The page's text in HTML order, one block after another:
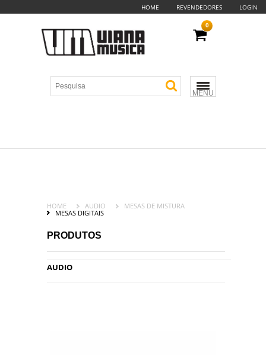
HOME REVENDEDORES LOGIN
MENU
0
HOME AUDIO
MESAS DE MISTURA
MESAS DIGITAIS
PRODUTOS
AUDIO